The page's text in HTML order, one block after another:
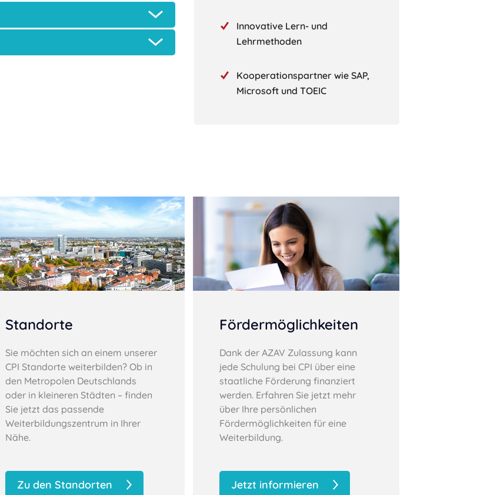
Innovative Lern- und
Lehrmethoden
Kooperationspartner wie SAP,
Microsoft und TOEIC
Standorte
Sie möchten sich an einem unserer
CPI Standorte weiterbilden? Ob in
den Metropolen Deutschlands
oder in kleineren Städten – finden
Sie jetzt das passende
Weiterbildungszentrum in Ihrer
Nähe.
Zu den Standorten
Fördermöglichkeiten
Dank der AZAV Zulassung kann
jede Schulung bei CPI über eine
staatliche Förderung finanziert
werden. Erfahren Sie jetzt mehr
über Ihre persönlichen
Fördermöglichkeiten für eine
Weiterbildung.
Jetzt informieren